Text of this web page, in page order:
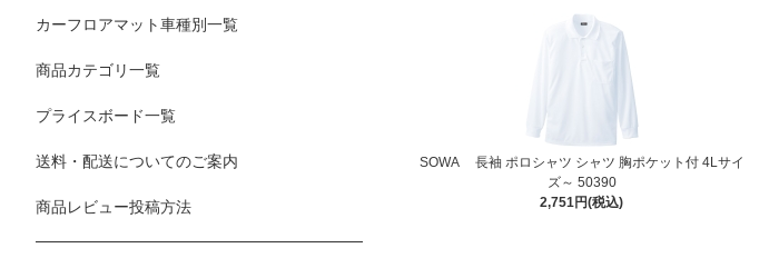
SOWA 長袖 ポロシャツ シャツ 胸ポケット付 4Lサイ
ズ～ 50390
2,751円(税込)
カーフロアマット車種別一覧
商品カテゴリ一覧
プライスボード一覧
送料・配送についてのご案内
商品レビュー投稿方法